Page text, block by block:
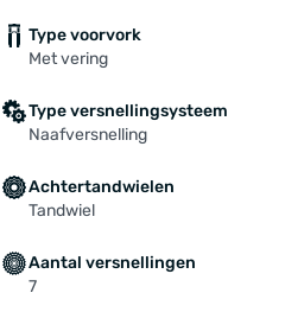
Type voorvork
Met vering
Type versnellingsysteem
Naafversnelling
Achtertandwielen
Tandwiel
Aantal versnellingen
7